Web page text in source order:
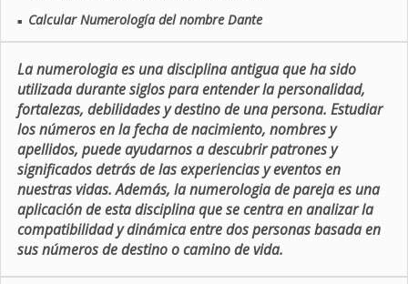
■ Calcular Numerología del nombre Dante
La numerologia es una disciplina antigua que ha sido
utilizada durante siglos para entender la personalidad,
fortalezas, debilidades y destino de una persona. Estudiar
los números en la fecha de nacimiento, nombres y
apellidos, puede ayudarnos a descubrir patrones y
significados detrás de las experiencias y eventos en
nuestras vidas. Además, la numerologia de pareja es una
aplicación de esta disciplina que se centra en analizar la
compatibilidad y dinámica entre dos personas basada en
sus números de destino o camino de vida.